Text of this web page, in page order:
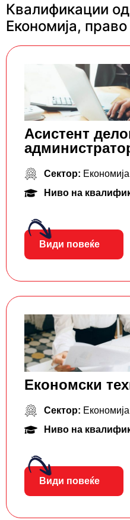
Квалификации
Економија, право
Асистент
Сектор:
Ниво на
Види повеќе
Економски
Сектор:
Ниво на
Види повеќе